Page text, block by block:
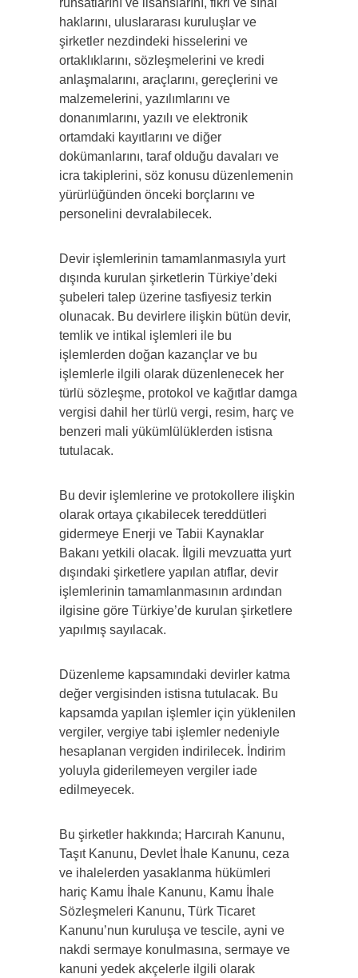
ruhsatlarını ve lisanslarını, fikri ve sınai
haklarını, uluslararası kuruluşlar ve
şirketler nezdindeki hisselerini ve
ortaklıklarını, sözleşmelerini ve kredi
anlaşmalarını, araçlarını, gereçlerini ve
malzemelerini, yazılımlarını ve
donanımlarını, yazılı ve elektronik
ortamdaki kayıtlarını ve diğer
dokümanlarını, taraf olduğu davaları ve
icra takiplerini, söz konusu düzenlemenin
yürürlüğünden önceki borçlarını ve
personelini devralabilecek.
Devir işlemlerinin tamamlanmasıyla yurt
dışında kurulan şirketlerin Türkiye’deki
şubeleri talep üzerine tasfiyesiz terkin
olunacak. Bu devirlere ilişkin bütün devir,
temlik ve intikal işlemleri ile bu
işlemlerden doğan kazançlar ve bu
işlemlerle ilgili olarak düzenlenecek her
türlü sözleşme, protokol ve kağıtlar damga
vergisi dahil her türlü vergi, resim, harç ve
benzeri mali yükümlülüklerden istisna
tutulacak.
Bu devir işlemlerine ve protokollere ilişkin
olarak ortaya çıkabilecek tereddütleri
gidermeye Enerji ve Tabii Kaynaklar
Bakanı yetkili olacak. İlgili mevzuatta yurt
dışındaki şirketlere yapılan atıflar, devir
işlemlerinin tamamlanmasının ardından
ilgisine göre Türkiye’de kurulan şirketlere
yapılmış sayılacak.
Düzenleme kapsamındaki devirler katma
değer vergisinden istisna tutulacak. Bu
kapsamda yapılan işlemler için yüklenilen
vergiler, vergiye tabi işlemler nedeniyle
hesaplanan vergiden indirilecek. İndirim
yoluyla giderilemeyen vergiler iade
edilmeyecek.
Bu şirketler hakkında; Harcırah Kanunu,
Taşıt Kanunu, Devlet İhale Kanunu, ceza
ve ihalelerden yasaklanma hükümleri
hariç Kamu İhale Kanunu, Kamu İhale
Sözleşmeleri Kanunu, Türk Ticaret
Kanunu’nun kuruluşa ve tescile, ayni ve
nakdi sermaye konulmasına, sermaye ve
kanuni yedek akçelerle ilgili olarak